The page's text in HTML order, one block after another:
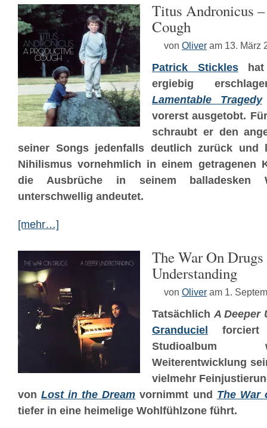
Titus Andronicus
Cough
von Oliver am 13. März
Patrick Stickleshat
ergiebig
Lamentable Tragedy
vorerst ausgetobt.
schraubt er den
seiner Songs jedenfalls deutlich zurück und
Nihilismus vornehmlich in einem getragenen
die Ausbrüche in seinem balladesken
unterschwellig andeutet.
[mehr…]
The War On
Understanding
von Oliver am 1.
Tatsächlich A Deeper
Granduciel
forciert
Studioalbum
Weiterentwicklung
vielmehr
vonLost in the Dream vornimmt und The War
tiefer in eine heimelige Wohlfühlzone führt.